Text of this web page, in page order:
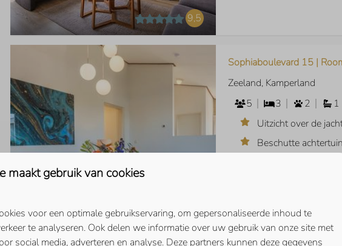
9,5
9,1
Sophiaboulevard 15 |
Zeeland, Kamperland
5
3 2
1
Uitzicht over de
Beschutte achtertuin
Laadpaal
maakt gebruik van cookies
voor een optimale gebruikservaring, om gepersonaliseerde inhoud te
te analyseren. Ook delen we informatie over uw gebruik van onze site met
social media, adverteren en analyse. Deze partners kunnen deze gegevens